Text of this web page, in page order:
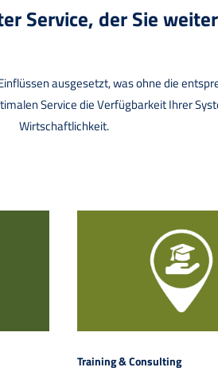
Service, der Sie
ausgesetzt, was ohne die
Service die Verfügbarkeit Ihrer
Wirtschaftlichkeit.
Training & Consulting